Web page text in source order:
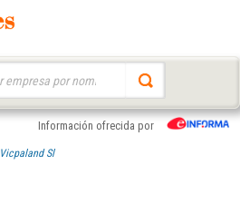
Información ofrecida por
Vicpaland Sl